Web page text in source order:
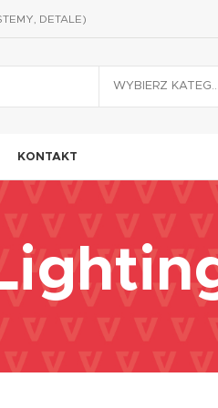
DETALE)
KONTAKT